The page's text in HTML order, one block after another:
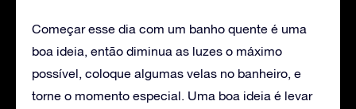
Começar esse dia com um banho quente é uma
boa ideia, então diminua as luzes o máximo
possível, coloque algumas velas no banheiro, e
torne o momento especial. Uma boa ideia é levar